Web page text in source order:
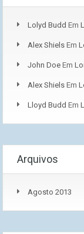
Lolyd Budd Em
Alex Shiels Em
John Doe Em
Alex Shiels Em
Lloyd Budd Em
Arquivos
Agosto 2013